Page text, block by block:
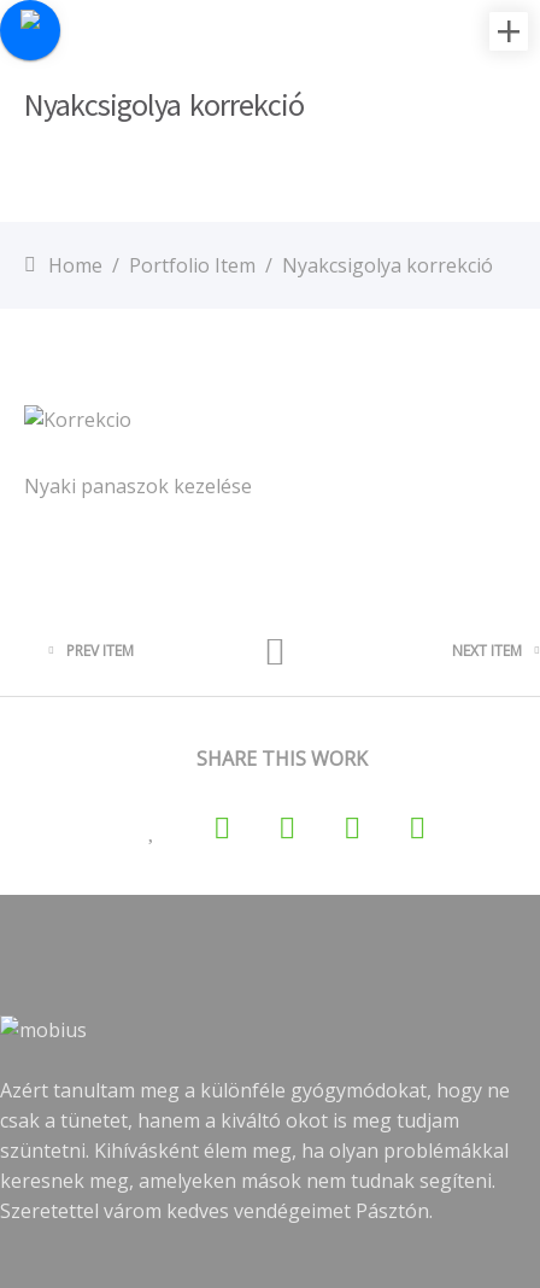
Nyakcsigolya korrekció
Home / Portfolio Item / Nyakcsigolya korrekció
Nyaki panaszok kezelése
PREV ITEM NEXT ITEM
SHARE THIS WORK
Azért tanultam meg a különféle gyógymódokat, hogy ne
csak a tünetet, hanem a kiváltó okot is meg tudjam
szüntetni. Kihívásként élem meg, ha olyan problémákkal
keresnek meg, amelyeken mások nem tudnak segíteni.
Szeretettel várom kedves vendégeimet Pásztón.